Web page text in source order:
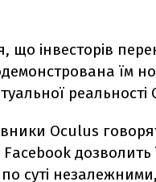
що інвесторів
їм
Oculus
дозволить
суті